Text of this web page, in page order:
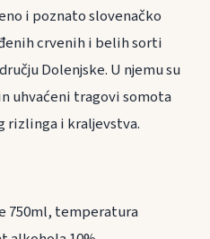
i poznato slovenačko
crvenih i belih sorti
Dolenjske. U njemu su
uhvaćeni tragovi somota
rizlinga i kraljevstva.
750ml, temperatura